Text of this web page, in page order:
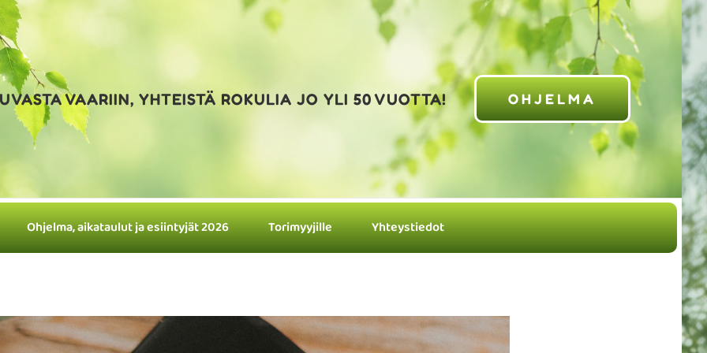
VAARIIN, YHTEISTÄ ROKULIA JO YLI 50 VUOTTA! OHJELMA
Ohjelma, aikataulut ja esiintyjät 2026 Torimyyjille Yhteystiedot